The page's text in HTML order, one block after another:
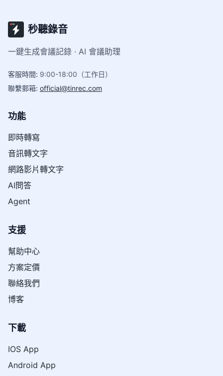
秒聽錄音
一鍵生成會議記錄 · AI 會議助理
客服時間: 9:00-18:00（工作日）
聯繫郵箱: official@tinrec.com
功能
即時轉寫
音訊轉文字
網路影片轉文字
AI問答
Agent
支援
幫助中心
方案定價
聯絡我們
博客
下載
IOS App
Android App